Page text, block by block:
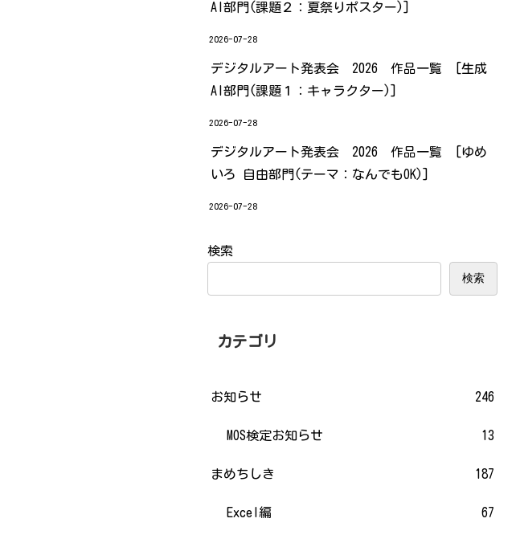
AI部門(課題２：夏祭りポスター)]
2026-07-28
デジタルアート発表会 2026 作品一覧 [生成
AI部門(課題１：キャラクター)]
2026-07-28
デジタルアート発表会 2026 作品一覧 [ゆめ
いろ 自由部門(テーマ：なんでもOK)]
2026-07-28
検索
検索
カテゴリ
お知らせ 246
MOS検定お知らせ 13
まめちしき 187
Excel編 67